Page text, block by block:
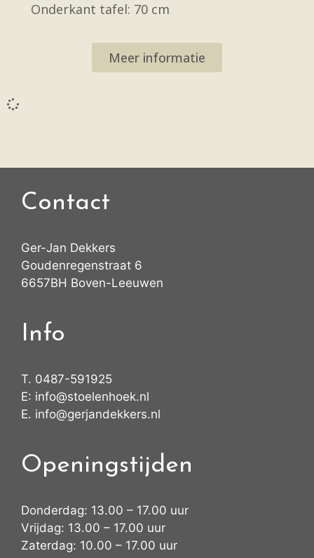
Onderkant tafel: 70 cm
Meer informatie
Contact
Ger-Jan Dekkers
Goudenregenstraat 6
6657BH Boven-Leeuwen
Info
T. 0487-591925
E: info@stoelenhoek.nl
E. info@gerjandekkers.nl
Openingstijden
Donderdag: 13.00 – 17.00 uur
Vrijdag: 13.00 – 17.00 uur
Zaterdag: 10.00 – 17.00 uur